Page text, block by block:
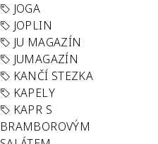
JOGA
JOPLIN
JU MAGAZÍN
JUMAGAZÍN
KANČÍ STEZKA
KAPELY
KAPR S
BRAMBOROVÝM